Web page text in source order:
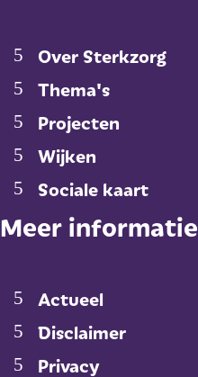
Over Sterkzorg
Thema's
Projecten
Wijken
Sociale kaart
Meer informatie
Actueel
Disclaimer
Privacy